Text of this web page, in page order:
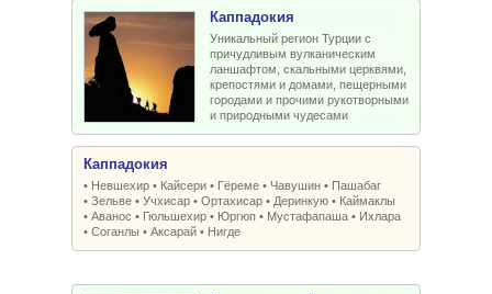
Каппадокия
Уникальный регион Турции с
причудливым вулканическим
ланшафтом, скальными церквями,
крепостями и домами, пещерными
городами и прочими рукотворными
и природными чудесами
Каппадокия
• Невшехир • Кайсери • Гёреме • Чавушин • Пашабаг
• Зельве • Учхисар • Ортахисар • Деринкую • Каймаклы
• Аванос • Гюльшехир • Юргюп • Мустафапаша • Ихлара
• Соганлы • Аксарай • Нигде